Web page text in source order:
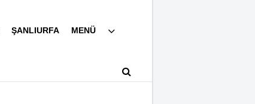
ŞANLIURFA MENÜ
İletişim